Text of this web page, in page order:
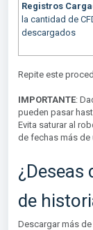
Registros
la cantidad de
descargados
Repite este
IMPORTANTE:
pueden pasar
Evita saturar al
de fechas más de
¿Deseas
de
Descargar más